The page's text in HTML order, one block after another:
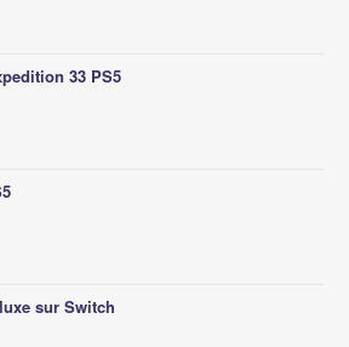
33 PS5
sur Switch